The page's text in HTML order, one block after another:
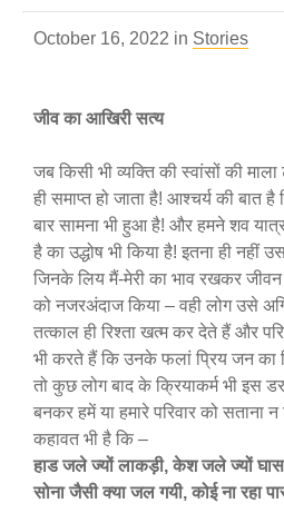
October 16, 2022 in Stories
जीव का आखिरी सत्य
जब किसी भी व्यक्ति की स्वांसों की
ही समाप्त हो जाता है! आश्चर्य की बात
बार सामना भी हुआ है! और हमने शव
है का उद्धोष भी किया है! इतना ही नहीं
जिनके लिय मैं-मेरी का भाव रखकर
को नजरअंदाज किया – वही लोग उसे
तत्काल ही रिश्ता खत्म कर देते हैं और
भी करते हैं कि उनके फलां प्रिय जन का
तो कुछ लोग बाद के क्रियाकर्म भी इस
बनकर हमें या हमारे परिवार को सताना
कहावत भी है कि –
हाड जले ज्यों लाकड़ी, केश जले ज्यों
सोना जैसी क्या जल गयी, कोई ना रहा